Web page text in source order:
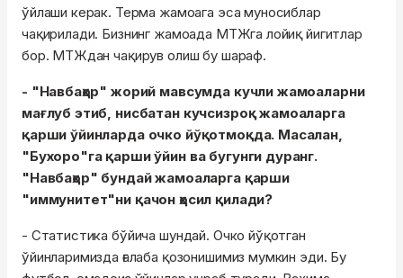
ўйлаши керак. Терма жамоага эса муносиблар
чақирилади. Бизнинг жамоада МТЖга лойиқ йигитлар
бор. МТЖдан чақирув олиш бу шараф.
- "Навбаҳор" жорий мавсумда кучли жамоаларни
мағлуб этиб, нисбатан кучсизроқ жамоаларга
қарши ўйинларда очко йўқотмоқда. Масалан,
"Бухоро"га қарши ўйин ва бугунги дуранг.
"Навбаҳор" бундай жамоаларга қарши
"иммунитет"ни қачон ҳосил қилади?
- Статистика бўйича шундай. Очко йўқотган
ўйинларимизда ғалаба қозонишимиз мумкин эди. Бу